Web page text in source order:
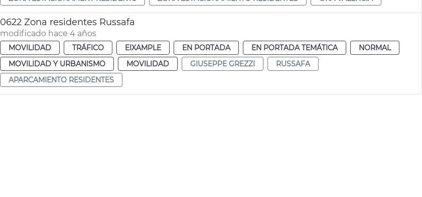
0622 Zona residentes Russafa
modificado hace 4 años
MOVILIDAD TRÁFICO EIXAMPLE EN PORTADA EN PORTADA TEMÁTICA
NORMAL
MOVILIDAD Y URBANISMO
MOVILIDAD GIUSEPPE GREZZI
RUSSAFA
APARCAMIENTO RESIDENTES